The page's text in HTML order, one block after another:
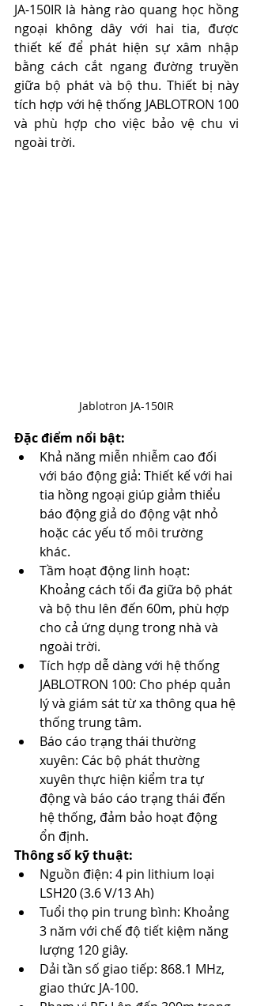
JA-150IR là hàng rào quang học hồng
ngoại không dây với hai tia, được
thiết kế để phát hiện sự xâm nhập
bằng cách cắt ngang đường truyền
giữa bộ phát và bộ thu. Thiết bị này
tích hợp với hệ thống JABLOTRON 100
và phù hợp cho việc bảo vệ chu vi
ngoài trời. ​
Jablotron JA-150IR
Đặc điểm nổi bật:
Khả năng miễn nhiễm cao đối
với báo động giả: Thiết kế với hai
tia hồng ngoại giúp giảm thiểu
báo động giả do động vật nhỏ
hoặc các yếu tố môi trường
khác. ​
Tầm hoạt động linh hoạt:
Khoảng cách tối đa giữa bộ phát
và bộ thu lên đến 60m, phù hợp
cho cả ứng dụng trong nhà và
ngoài trời. ​
Tích hợp dễ dàng với hệ thống
JABLOTRON 100: Cho phép quản
lý và giám sát từ xa thông qua hệ
thống trung tâm. ​
Báo cáo trạng thái thường
xuyên: Các bộ phát thường
xuyên thực hiện kiểm tra tự
động và báo cáo trạng thái đến
hệ thống, đảm bảo hoạt động
ổn định. ​
Thông số kỹ thuật:
Nguồn điện: 4 pin lithium loại
LSH20 (3.6 V/13 Ah)
Tuổi thọ pin trung bình: Khoảng
3 năm với chế độ tiết kiệm năng
lượng 120 giây. ​
Dải tần số giao tiếp: 868.1 MHz,
giao thức JA-100. ​